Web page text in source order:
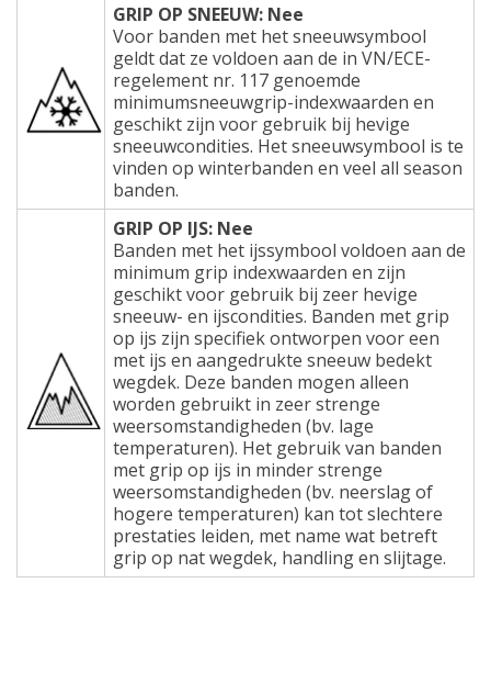
GRIP OP SNEEUW: Nee
Voor banden met het sneeuwsymbool
geldt dat ze voldoen aan de in VN/ECE-
regelement nr. 117 genoemde
minimumsneeuwgrip-indexwaarden en
geschikt zijn voor gebruik bij hevige
sneeuwcondities. Het sneeuwsymbool is te
vinden op winterbanden en veel all season
banden.
GRIP OP IJS: Nee
Banden met het ijssymbool voldoen aan de
minimum grip indexwaarden en zijn
geschikt voor gebruik bij zeer hevige
sneeuw- en ijscondities. Banden met grip
op ijs zijn specifiek ontworpen voor een
met ijs en aangedrukte sneeuw bedekt
wegdek. Deze banden mogen alleen
worden gebruikt in zeer strenge
weersomstandigheden (bv. lage
temperaturen). Het gebruik van banden
met grip op ijs in minder strenge
weersomstandigheden (bv. neerslag of
hogere temperaturen) kan tot slechtere
prestaties leiden, met name wat betreft
grip op nat wegdek, handling en slijtage.